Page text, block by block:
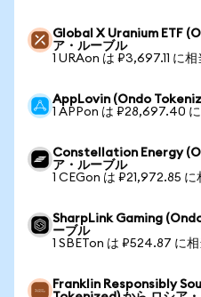
Global X Uranium ETF
ア・ルーブル
1 URAon は ₽3,697.11 に相
AppLovin (Ondo
1 APPon は ₽28,697.40
Constellation Energy
ア・ルーブル
1 CEGon は ₽21,972.85 に
SharpLink Gaming
ーブル
1 SBETon は ₽524.87 に相
Franklin Responsibly